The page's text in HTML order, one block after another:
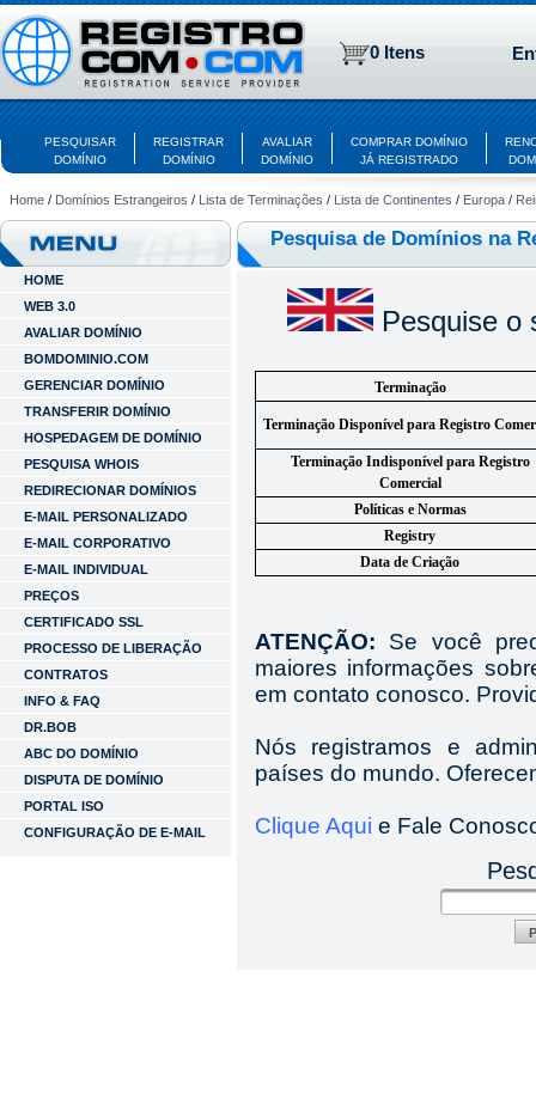
0 Itens
PESQUISAR
DOMÍNIO
REGISTRAR
DOMÍNIO
AVALIAR
DOMÍNIO
COMPRAR DOMÍNIO
JÁ REGISTRADO
Home / Domínios Estrangeiros / Lista de Terminações / Lista de Continentes / Europa /
HOME
WEB 3.0
AVALIAR DOMÍNIO
BOMDOMINIO.COM
GERENCIAR DOMÍNIO
TRANSFERIR DOMÍNIO
HOSPEDAGEM DE DOMÍNIO
PESQUISA WHOIS
REDIRECIONAR DOMÍNIOS
E-MAIL PERSONALIZADO
E-MAIL CORPORATIVO
E-MAIL INDIVIDUAL
PREÇOS
CERTIFICADO SSL
PROCESSO DE LIBERAÇÃO
CONTRATOS
INFO & FAQ
DR.BOB
ABC DO DOMÍNIO
DISPUTA DE DOMÍNIO
PORTAL ISO
CONFIGURAÇÃO DE E-MAIL
Pesquisa de Domínios na
Pesquise o
Terminação
Terminação Disponível para Registro
Terminação Indisponível para Registro
Comercial
Políticas e Normas
Registry
Data de Criação
ATENÇÃO: Se você
maiores informações
em contato conosco.
Nós registramos e
países do mundo.
Clique Aqui e Fale